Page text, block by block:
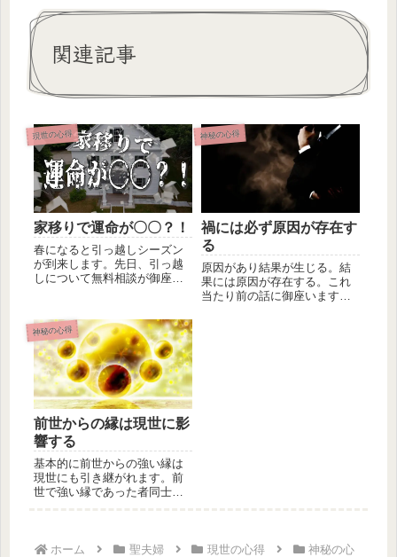
関連記事
現世の心得
家移りで運命が〇〇？！
春になると引っ越しシーズン
が到来します。先日、引っ越
しについて無料相談が御座い
神秘の心得
禍には必ず原因が存在す
る
原因があり結果が生じる。結
果には原因が存在する。これ
当たり前の話に御座います。
神秘の心得
前世からの縁は現世に影
響する
基本的に前世からの強い縁は
現世にも引き継がれます。前
世で強い縁であった者同士
ホーム 聖夫婦 現世の心得 神秘の心